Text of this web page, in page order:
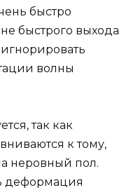
быстро
быстрого выхода
волны
так как
к тому,
неровный пол.
деформация